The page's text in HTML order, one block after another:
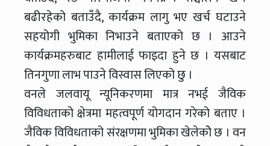
बढीरहेको बताउँदै, कार्यक्रम लागु भए खर्च घटाउने
सहयोगी भुमिका निभाउने बताएको छ । आउने
कार्यक्रमहरुबाट हामीलाई फाइदा हुने छ । यसबाट
तिनगुणा लाभ पाउने विस्वास लिएको छु ।
वनले जलवायू न्यूनिकरणमा मात्र नभई जैविक
विविधताको क्षेत्रमा महत्वपूर्ण योगदान गरेको बताए ।
जैविक विविधताको संरक्षणमा भुमिका खेलेकोे छ । वन